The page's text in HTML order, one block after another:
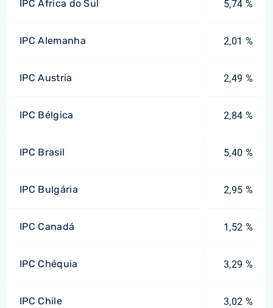
IPC África do Sul 5,74 %
IPC Alemanha 2,01 %
IPC Austria 2,49 %
IPC Bélgica 2,84 %
IPC Brasil 5,40 %
IPC Bulgária 2,95 %
IPC Canadá 1,52 %
IPC Chéquia 3,29 %
IPC Chile 3,02 %